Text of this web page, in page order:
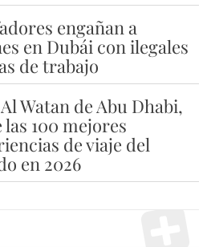
engañan a
en Dubái con ilegales
de trabajo
Watan de Abu Dhabi,
100 mejores
de viaje del
en 2026